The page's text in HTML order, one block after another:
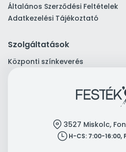
Általános Szerződési Feltételek
Adatkezelési Tájékoztató
Szolgáltatások
Központi színkeverés
location 3527 Miskolc,
clock H-CS: 7:00-16:00,